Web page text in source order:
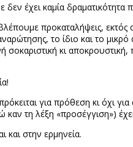
έχει καμία δραματικότητα
προκαταλήψεις, εκτός
το ίδιο και το
σοκαριστική κι
για πρόθεση κι όχι
τη λέξη «προσέγγιση»)
και στην ερμηνεία.